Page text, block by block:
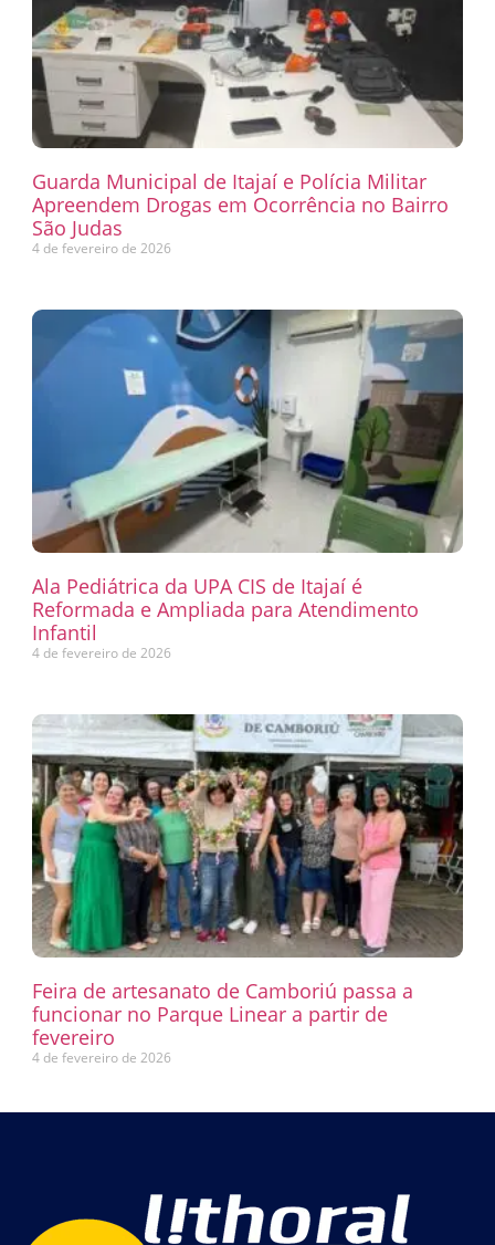
Guarda Municipal de Itajaí e Polícia Militar
Apreendem Drogas em Ocorrência no Bairro
São Judas
4 de fevereiro de 2026
Ala Pediátrica da UPA CIS de Itajaí é
Reformada e Ampliada para Atendimento
Infantil
4 de fevereiro de 2026
Feira de artesanato de Camboriú passa a
funcionar no Parque Linear a partir de
fevereiro
4 de fevereiro de 2026